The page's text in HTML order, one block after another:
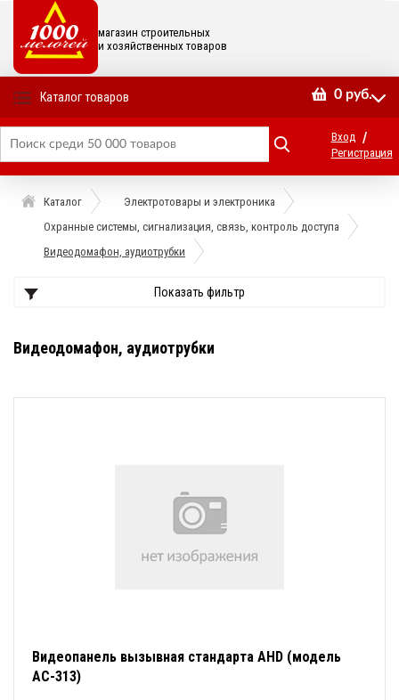
магазин строительных
и хозяйственных товаров
Каталог товаров 0 руб.
Вход /
Регистрация
Каталог
Электротовары и электроника
Охранные системы, сигнализация, связь, контроль доступа
Видеодомафон, аудиотрубки
Показать фильтр
Видеодомафон, аудиотрубки
Видеопанель вызывная стандарта AHD (модель
АС-313)